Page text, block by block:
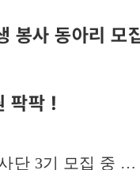
봉사 동아리 모
팍팍 !
단 3기 모집 중